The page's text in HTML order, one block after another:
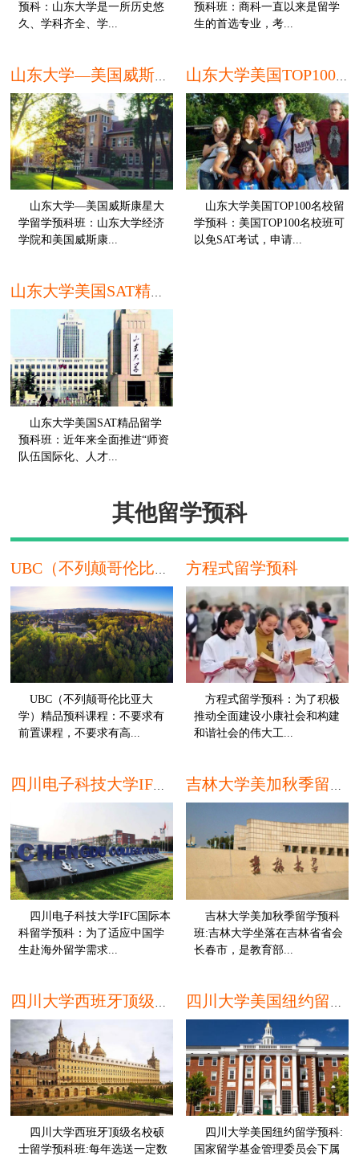
预科：山东大学是一所历史悠
久、学科齐全、学...
预科班：商科一直以来是留学
生的首选专业，考...
山东大学—美国威斯康星大学留学预科班
山东大学—美国威斯康星大
学留学预科班：山东大学经济
学院和美国威斯康...
山东大学美国TOP100名校留学预科
山东大学美国TOP100名校留
学预科：美国TOP100名校班可
以免SAT考试，申请...
山东大学美国SAT精品留学预科班
山东大学美国SAT精品留学
预科班：近年来全面推进“师资
队伍国际化、人才...
其他留学预科
UBC（不列颠哥伦比亚大
学）精品预科课程：不要求有
前置课程，不要求有高...
方程式留学预科
方程式留学预科：为了积极
推动全面建设小康社会和构建
和谐社会的伟大工...
四川电子科技大学IFC国际本科留学预科
四川电子科技大学IFC国际本
科留学预科：为了适应中国学
生赴海外留学需求...
吉林大学美加秋季留学预科班
吉林大学美加秋季留学预科
班:吉林大学坐落在吉林省省会
长春市，是教育部...
四川大学西班牙顶级名校硕
士留学预科班:每年选送一定数
四川大学美国纽约留学预科:
国家留学基金管理委员会下属